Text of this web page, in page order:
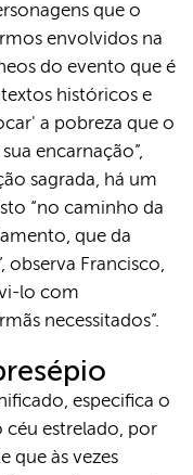
que o
envolvidos na
do evento que é
históricos e
a pobreza que o
encarnação”,
sagrada, há um
“no caminho da
que da
observa Francisco,
lo com
necessitados”.
especifica o
céu estrelado, por
que às vezes